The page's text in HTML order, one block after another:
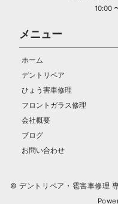
10:00
メニュー
ホーム
デントリペア
ひょう害車修理
フロントガラス修理
会社概要
ブログ
お問い合わせ
© デントリペア・雹害車修理